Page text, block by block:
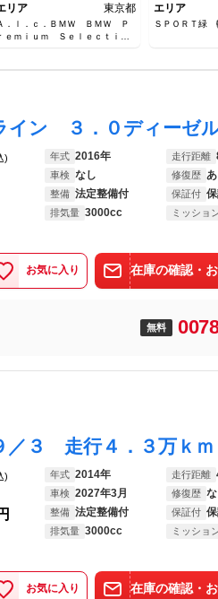
リア
東京都
．ｌ．ｃ．ＢＭＷ ＢＭＷ Ｐ
ｅｍｉｕｍ Ｓｅｌｅｃｔｉｏ
エリア
ＳＰＯＲＴ緑
) 年式 2016年 走行距離
車検 なし 修復歴
整備 法定整備付 保証付
排気量 3000cc ミッショ
お気に入り 在庫の確認・
無料
) 年式 2014年 走行距離
車検 2027年3月 修復歴
整備 法定整備付 保証付
排気量 3000cc ミッショ
お気に入り 在庫の確認・